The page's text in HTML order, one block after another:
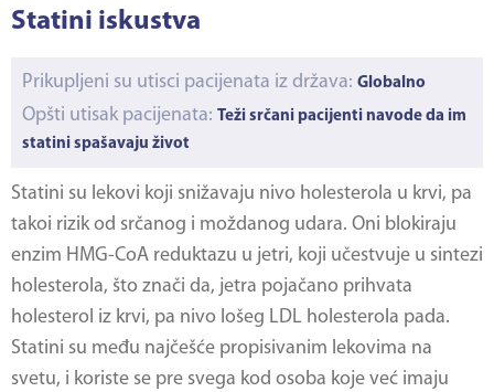
Statini iskustva
Prikupljeni su utisci pacijenata iz država: Globalno
Opšti utisak pacijenata: Teži srčani pacijenti navode da im
statini spašavaju život
Statini su lekovi koji snižavaju nivo holesterola u krvi, pa
takoi rizik od srčanog i moždanog udara. Oni blokiraju
enzim HMG-CoA reduktazu u jetri, koji učestvuje u sintezi
holesterola, što znači da, jetra pojačano prihvata
holesterol iz krvi, pa nivo lošeg LDL holesterola pada.
Statini su među najčešće propisivanim lekovima na
svetu, i koriste se pre svega kod osoba koje već imaju